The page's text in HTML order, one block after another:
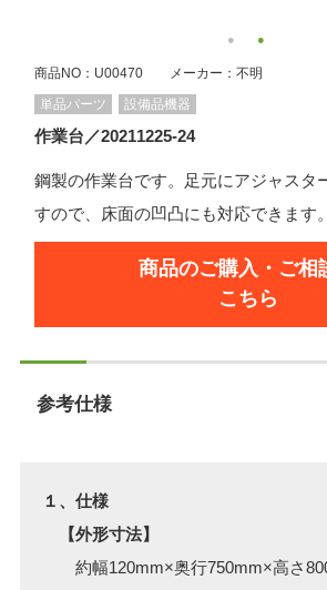
商品NO：U00470 メーカー：不明
単品パーツ
設備品機器
作業台／20211225-24
鋼製の作業台です。足元にアジャスタ
すので、床面の凹凸にも対応できます。
商品のご購入・ご相
こちら
参考仕様
１、仕様
【外形寸法】
約幅120mm×奥行750mm×高さ